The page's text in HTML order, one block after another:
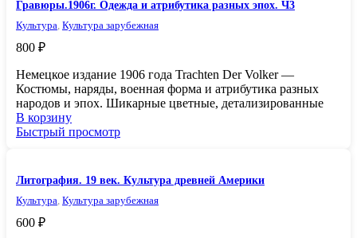
Гравюры.1906г. Одежда и атрибутика разных эпох. Ч3
Культура Культура зарубежная
800 ₽
Немецкое издание 1906 года Trachten Der Volker —
Костюмы, наряды, военная форма и атрибутика разных
народов и эпох. Шикарные цветные, детализированные
В корзину
Быстрый просмотр
Литография. 19 век. Культура древней Америки
Культура Культура зарубежная
600 ₽